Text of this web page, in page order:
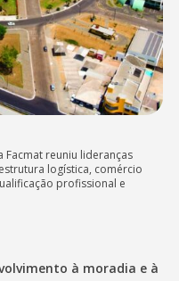
reuniu lideranças
logística, comércio
profissional e
à moradia e à